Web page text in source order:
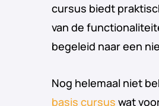
cursus biedt
van de
begeleid naar een
Nog helemaal niet
basis cursus wat